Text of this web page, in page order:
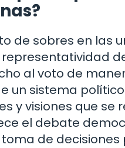
de sobres en las
al voto de
un sistema
y visiones que se
el debate
de decisiones